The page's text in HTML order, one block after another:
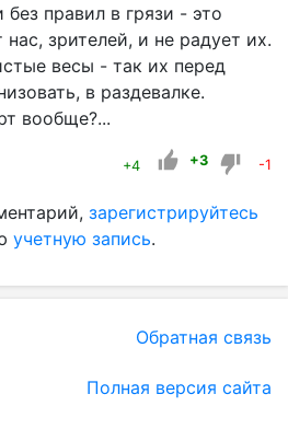
правил в грязи - это
зрителей, и не радует их.
весы - так их перед
в раздевалке.
вообще?...
+4 +3 -1
зарегистрируйтесь
учетную запись.
Обратная связь
Полная версия сайта